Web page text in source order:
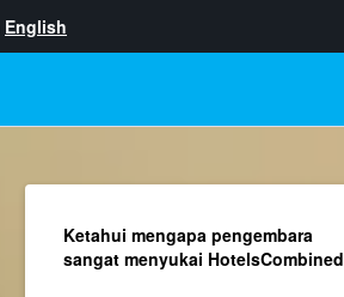
English
Ketahui mengapa pengembara
sangat menyukai HotelsCombined